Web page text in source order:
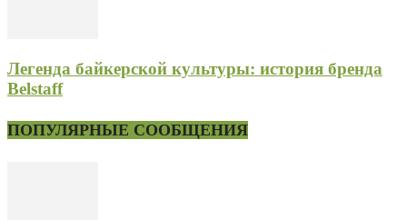
Легенда байкерской культуры: история бренда
Belstaff
ПОПУЛЯРНЫЕ СООБЩЕНИЯ